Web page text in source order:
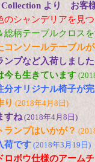
Collection より お客
のシャンデリアを見
総柄テーブルクロス
コンソールテーブル
ンプなど入荷しました
今も生きています
分オリジナル椅子が
り (2018年4月8日)
すね(2018年4月8日)
ランプはいかが？
荷です (2018年3月19日)
ボウ仕様のアーム